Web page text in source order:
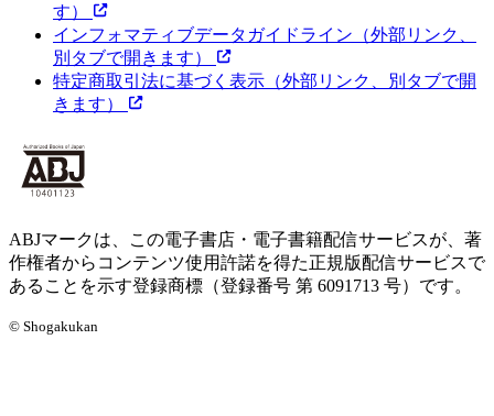
す）
インフォマティブデータガイドライン （外部リンク、
別タブで開きます）
特定商取引法に基づく表示 （外部リンク、別タブで開
きます）
ABJマークは、この電子書店・電子書籍配信サービスが、著
作権者からコンテンツ使用許諾を得た正規版配信サービスで
あることを示す登録商標（登録番号 第 6091713 号）です。
© Shogakukan